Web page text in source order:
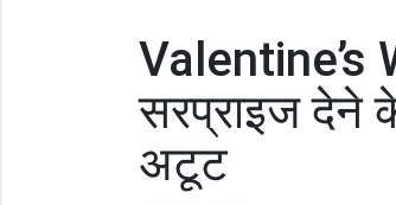
Valentine’s
सरप्राइज देने
अटूट